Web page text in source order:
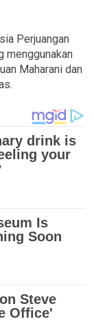
Perjuangan
menggunakan
Maharani dan